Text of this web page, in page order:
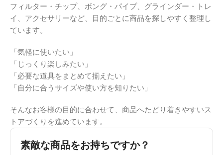
フィルター・チップ、ボング・パイプ、グラインダー・トレ
イ、アクセサリーなど、目的ごとに商品を探しやすく整理し
ています。
「気軽に使いたい」
「じっくり楽しみたい」
「必要な道具をまとめて揃えたい」
「自分に合うサイズや使い方を知りたい」
そんなお客様の目的に合わせて、商品へたどり着きやすいス
トアづくりを進めています。
素敵な商品をお持ちですか？